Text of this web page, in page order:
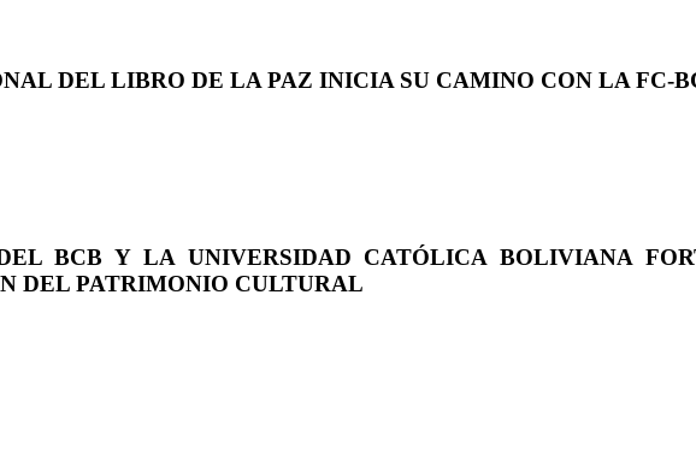
DEL LIBRO DE LA PAZ INICIA SU CAMINO CON LA FC-
BCB Y LA UNIVERSIDAD CATÓLICA BOLIVIANA
DEL PATRIMONIO CULTURAL